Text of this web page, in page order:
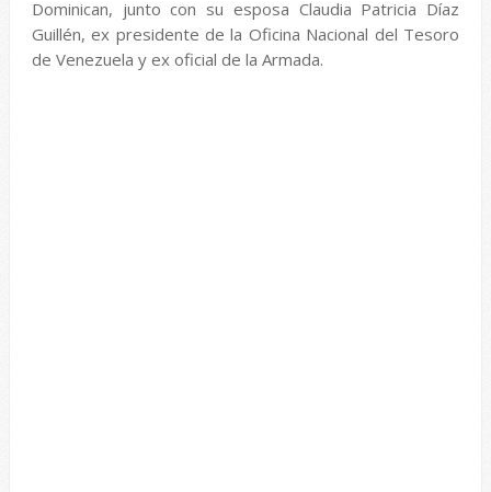
Dominican, junto con su esposa Claudia Patricia Díaz
Guillén, ex presidente de la Oficina Nacional del Tesoro
de Venezuela y ex oficial de la Armada.